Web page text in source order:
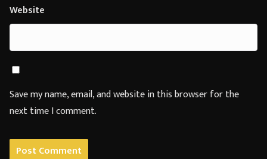
Website
Save my name, email, and website in this browser for the
next time I comment.